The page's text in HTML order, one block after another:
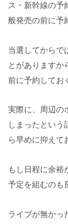
ス・新幹線の予
般発売の前に予
当選してからで
とがありますか
前に予約してお
実際に、周辺の
しまったという
ら早めに抑えて
もし日程に余裕
予定を組むのも
ライブが無かっ